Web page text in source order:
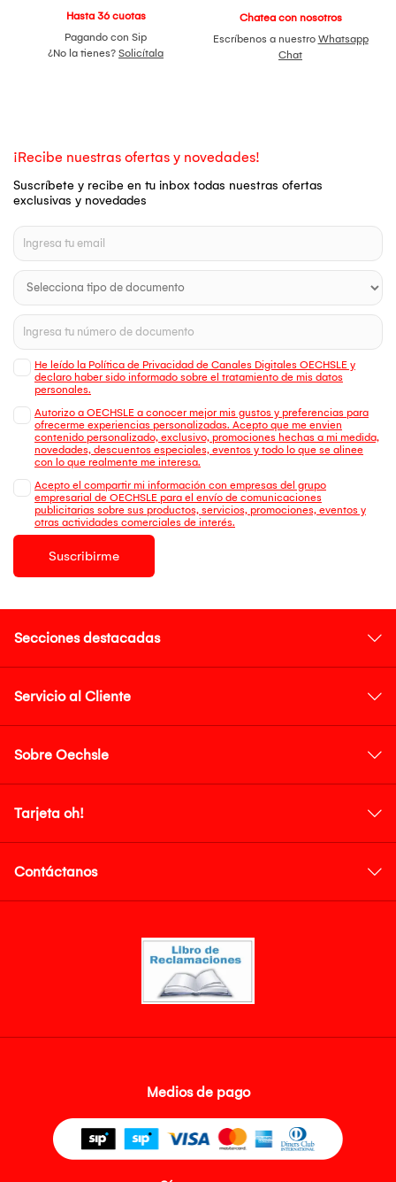
Hasta 36 cuotas
Pagando con Sip
¿No la tienes? Solicítala
Chatea con nosotros
Escríbenos a nuestro Whatsapp
Chat
¡Recibe nuestras ofertas y novedades!
Suscríbete y recibe en tu inbox todas nuestras ofertas
exclusivas y novedades
He leído la Política de Privacidad de Canales Digitales OECHSLE y
declaro haber sido informado sobre el tratamiento de mis datos
personales.
Autorizo a OECHSLE a conocer mejor mis gustos y preferencias para
ofrecerme experiencias personalizadas. Acepto que me envien
contenido personalizado, exclusivo, promociones hechas a mi medida,
novedades, descuentos especiales, eventos y todo lo que se alinee
con lo que realmente me interesa.
Acepto el compartir mi información con empresas del grupo
empresarial de OECHSLE para el envío de comunicaciones
publicitarias sobre sus productos, servicios, promociones, eventos y
otras actividades comerciales de interés.
Suscribirme
Secciones destacadas
Servicio al Cliente
Sobre Oechsle
Tarjeta oh!
Contáctanos
Medios de pago